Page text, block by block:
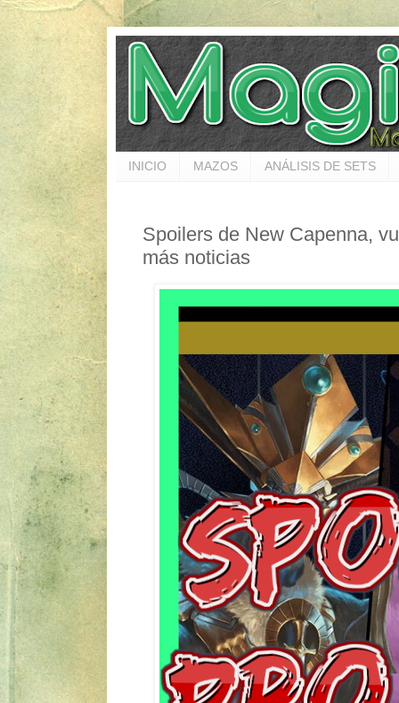
INICIO MAZOS ANÁLISIS DE SETS
Spoilers de New Capenna,
más noticias